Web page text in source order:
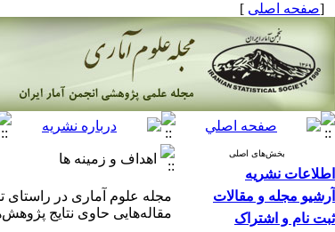
[صفحه اصلی ]
بخش‌های اصلی
اطلاعات نشریه
آرشیو مجله و مقالات
ثبت نام و اشتراک
اهداف و زمینه ها
مجله علوم آماری در راستای
مقاله‌هایی حاوی نتایج